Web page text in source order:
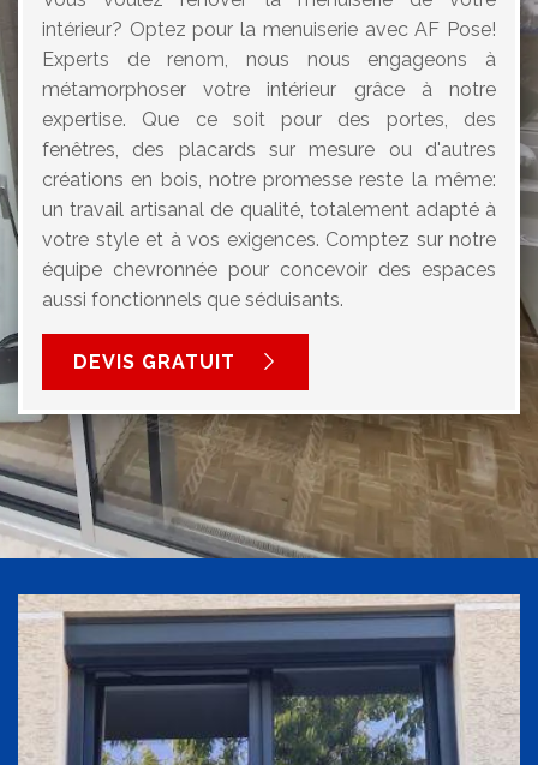
intérieur? Optez pour la menuiserie avec AF Pose!
Experts de renom, nous nous engageons à
métamorphoser votre intérieur grâce à notre
expertise. Que ce soit pour des portes, des
fenêtres, des placards sur mesure ou d'autres
créations en bois, notre promesse reste la même:
un travail artisanal de qualité, totalement adapté à
votre style et à vos exigences. Comptez sur notre
équipe chevronnée pour concevoir des espaces
aussi fonctionnels que séduisants.
DEVIS GRATUIT